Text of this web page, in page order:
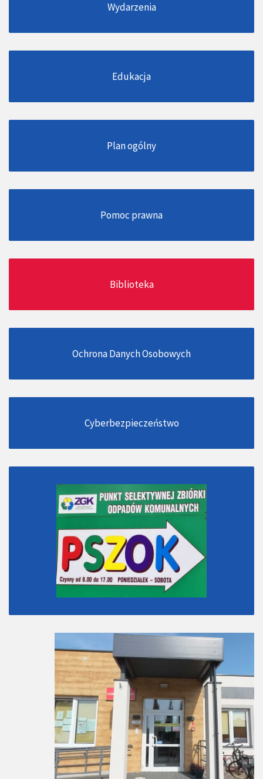
Wydarzenia
Edukacja
Plan ogólny
Pomoc prawna
Biblioteka
Ochrona Danych Osobowych
Cyberbezpieczeństwo